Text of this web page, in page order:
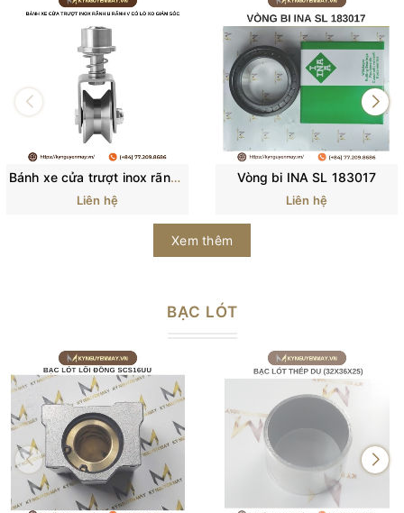
Bánh xe cửa trượt inox rãnh U rãnh V có lò xo giảm sóc
Liên hệ
Vòng bi INA SL 183017
Liên hệ
Xem thêm
BẠC LÓT